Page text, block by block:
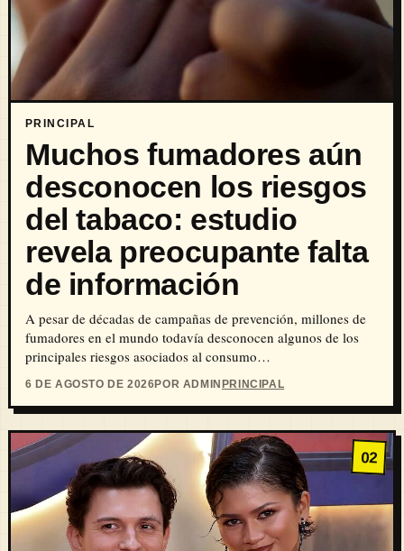
PRINCIPAL
Muchos fumadores aún
desconocen los riesgos
del tabaco: estudio
revela preocupante falta
de información
A pesar de décadas de campañas de prevención, millones de
fumadores en el mundo todavía desconocen algunos de los
principales riesgos asociados al consumo…
6 DE AGOSTO DE 2026POR ADMIN PRINCIPAL
02